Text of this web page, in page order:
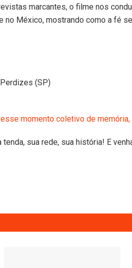
marcantes, o filme nos
no México, mostrando como a fé
Perdizes (SP)
momento coletivo de
sua rede, sua história! E